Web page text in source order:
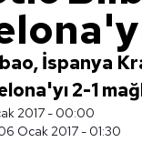
İspanya
2-1
2017 - 00:00
Ocak 2017 - 01:30